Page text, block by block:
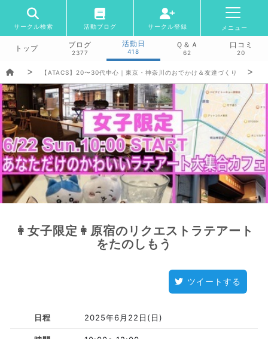
サークル検索 活動ブログ サークル登録 メニュー
トップ ブログ
2377
活動日
418
Ｑ＆Ａ
62
口コミ
20
【ATACS】20〜30代中心｜東京・神奈川のおでかけ＆友達づくり
👩女子限定👩原宿のリクエストラテアート
をたのしもう
ツイートする
日程 2025年6月22日(日)